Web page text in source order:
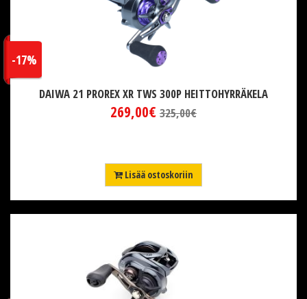
DAIWA 21 PROREX XR TWS 300P HEITTOHYRRÄKELA
269,00€
-17%
325,00€
Lisää ostoskoriin